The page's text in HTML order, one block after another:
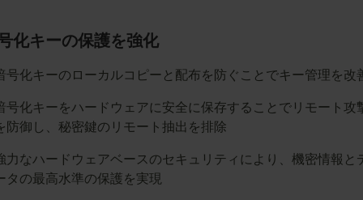
化キーの保護を強化
号化キーのローカルコピーと配布を防ぐことでキー管理を改
号化キーをハードウェアに安全に保存することでリモート攻
防御し、秘密鍵のリモート抽出を排除
力なハードウェアベースのセキュリティにより、機密情報と
タの最高水準の保護を実現